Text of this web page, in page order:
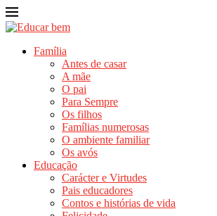
Família
Antes de casar
A mãe
O pai
Para Sempre
Os filhos
Famílias numerosas
O ambiente familiar
Os avós
Educação
Carácter e Virtudes
Pais educadores
Contos e histórias de vida